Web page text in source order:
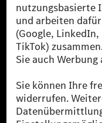
[2] Renewable Charging
Public in Europa, den
Ladestation noch kein
verwendet Renewable
sicher, dass für
Strommenge aus
als sechs Jahre sind.
* Inkl. EKOenergy Ökolabel
* Die angegebenen Werte
Messverfahren WLTP